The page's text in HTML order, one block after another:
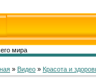
мира
» Видео » Красота и